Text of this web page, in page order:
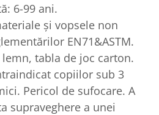
6-99 ani.
și vopsele non
EN71&ASTM.
tabla de joc carton.
copiilor sub 3
Pericol de sufocare. A
supraveghere a unei